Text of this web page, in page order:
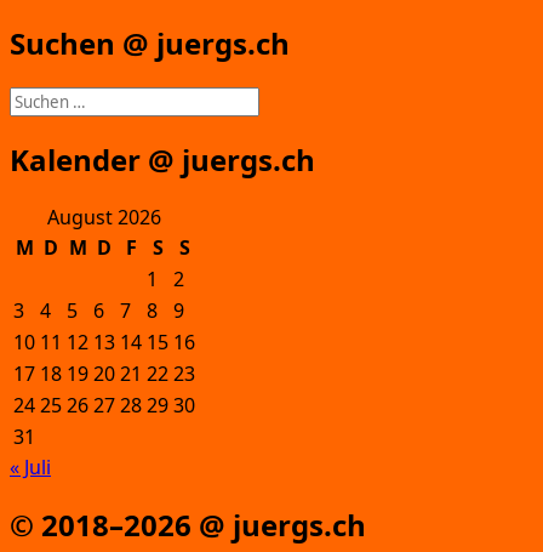
Suchen @ juergs.ch
Suchen
nach:
Kalender @ juergs.ch
August 2026
M D M D F S
S
1
2
3 4 5 6 7 8 9
10 11 12 13 14 15 16
17 18 192021 2223
24252627282930
31
« Juli
© 2018–2026 @ juergs.ch